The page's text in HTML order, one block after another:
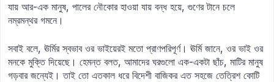
যায় আর-এক মানুষ, পালের নৌকোর হাওয়া যায় বন্ধ হয়ে, গুণের টানে চলে
নম্রমন্থর গমনে।
সবাই বলে, ঊর্মির স্বভাব ওর ভাইয়েরই মতো প্রাণপরিপূর্ণ। ঊর্মি জানে, ওর ভাই ওর
মনকে মুক্তি দিয়েছে। হেমন্ত বলত, আমাদের ঘরগুলো এক-একটা ছাঁচ, মাটির মানুষ
গড়বার জন্যেই। তাই তো এতকাল ধরে বিদেশী বাজিকর এত সহজে তেত্রিশ কোটি